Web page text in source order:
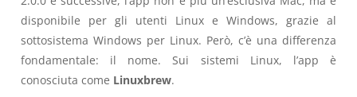
disponibile per gli utenti Linux e Windows, grazie al
sottosistema Windows per Linux. Però, c’è una differenza
fondamentale: il nome. Sui sistemi Linux, l’app è
conosciuta come Linuxbrew.